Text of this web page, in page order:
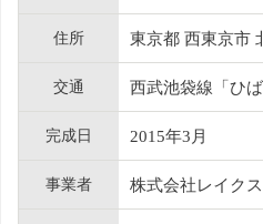
住所 東京都 西東京市
交通 西武池袋線「ひ
完成日 2015年3月
事業者 株式会社レイクス